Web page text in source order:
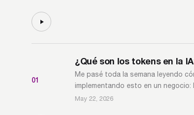
01
¿Qué son los tokens en la
Me pasé toda la semana leyendo
implementando esto en un
May 22, 2026